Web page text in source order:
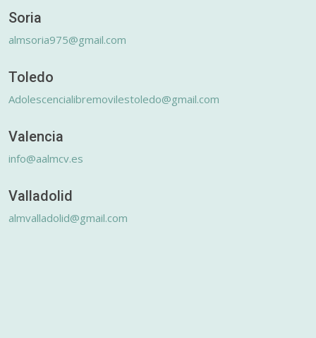
Soria
almsoria975@gmail.com
Toledo
Adolescencialibremovilestoledo@gmail.com
Valencia
info@aalmcv.es
Valladolid
almvalladolid@gmail.com